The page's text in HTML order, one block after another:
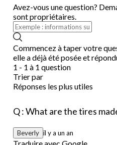
de
soumission.soumission.
de
Avez-vous une question?
sont propriétaires.
Commencez à taper votre
elle a déjà été posée et
1 - 1 à 1 question
Trier par
Réponses les plus utiles
Q : What are the tires
Beverly il y a un an
Traduire avec Google